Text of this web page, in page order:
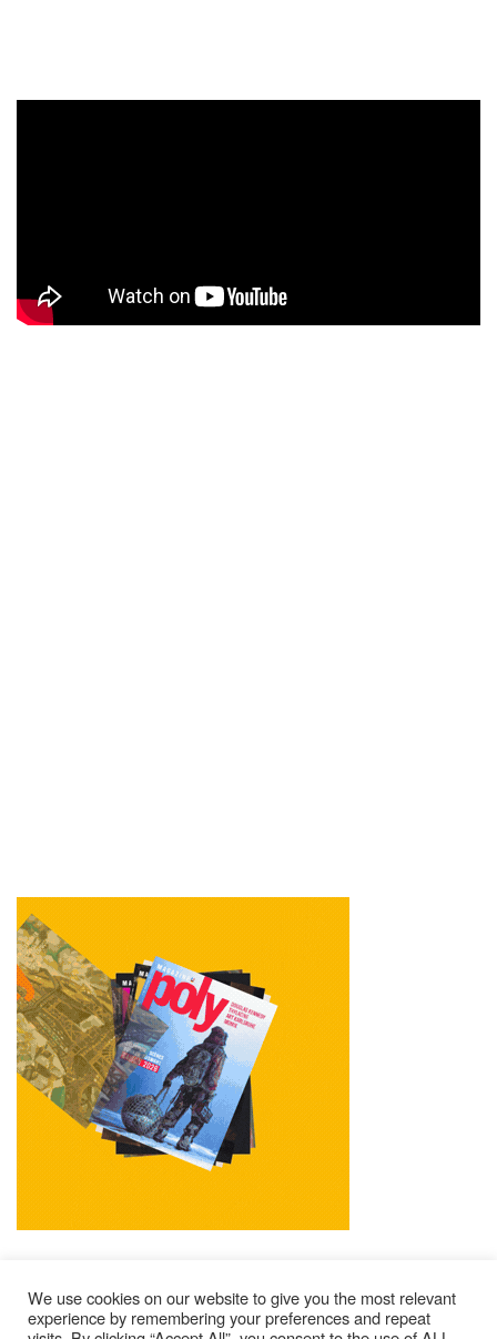
We use cookies on our website to give you the most relevant
experience by remembering your preferences and repeat